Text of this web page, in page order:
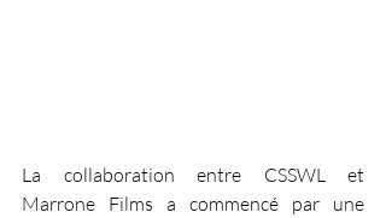
La collaboration entre CSSWL et
Marrone Films a commencé par une